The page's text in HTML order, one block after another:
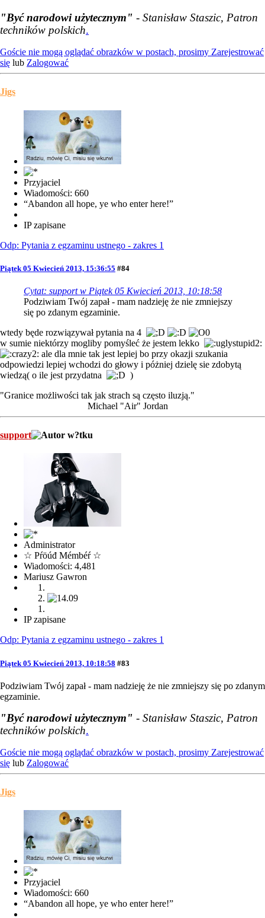
"Być narodowi użytecznym" - Stanisław Staszic, Patron
techników polskich.
Goście nie mogą oglądać obrazków w postach, prosimy Zarejestrować
się lub Zalogować
Jigs
Przyjaciel
Wiadomości: 660
“Abandon all hope, ye who enter here!”
IP zapisane
Odp: Pytania z egzaminu ustnego - zakres 1
Piątek 05 Kwiecień 2013, 15:36:55 #84
Cytat: support w Piątek 05 Kwiecień 2013, 10:18:58
Podziwiam Twój zapał - mam nadzieję że nie zmniejszy
się po zdanym egzaminie.
wtedy będe rozwiązywał pytania na 4
w sumie niektórzy mogliby pomyśleć że jestem lekko
ale dla mnie tak jest lepiej bo przy okazji szukania
odpowiedzi lepiej wchodzi do głowy i póżniej dzielę sie zdobytą
wiedzą( o ile jest przydatna
)
"Granice możliwości tak jak strach są często iluzją."
Michael "Air" Jordan
support
Administrator
☆ Pŕöúđ Mémbéŕ ☆
Wiadomości: 4,481
Mariusz Gawron
IP zapisane
Odp: Pytania z egzaminu ustnego - zakres 1
Piątek 05 Kwiecień 2013, 10:18:58 #83
Podziwiam Twój zapał - mam nadzieję że nie zmniejszy się po zdanym
egzaminie.
"Być narodowi użytecznym" - Stanisław Staszic, Patron
techników polskich.
Goście nie mogą oglądać obrazków w postach, prosimy Zarejestrować
się lub Zalogować
Jigs
Przyjaciel
Wiadomości: 660
“Abandon all hope, ye who enter here!”